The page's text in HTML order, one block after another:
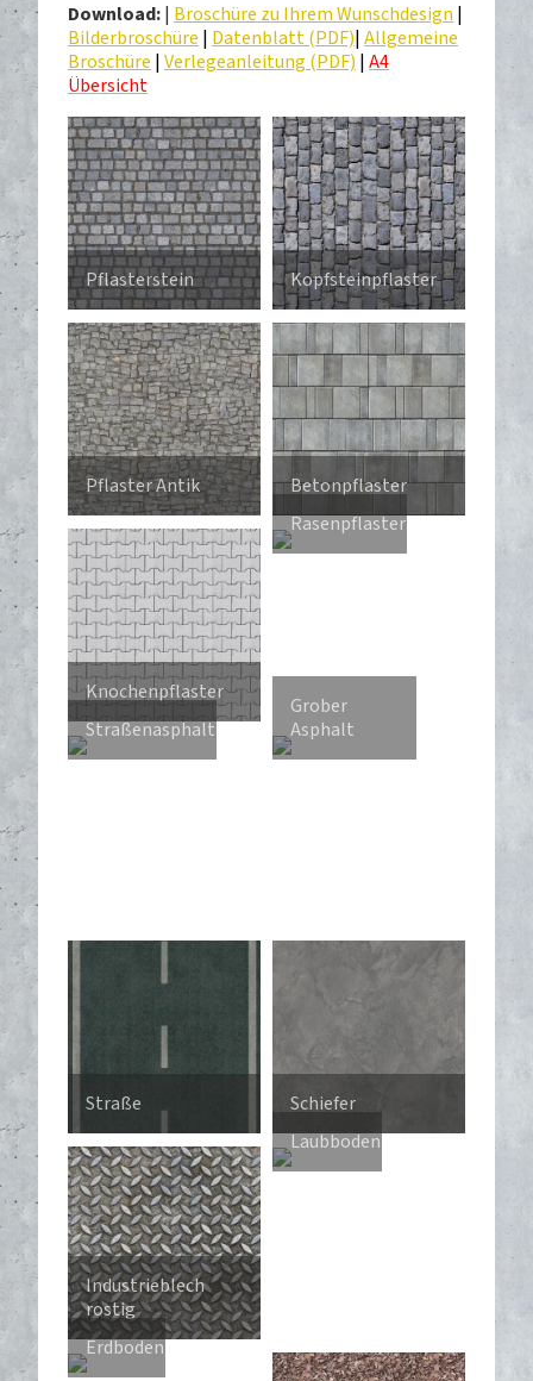
Download:| Broschüre zu Ihrem Wunschdesign |
Bilderbroschüre | Datenblatt (PDF)|Allgemeine
Broschüre |Verlegeanleitung (PDF) |A4
Übersicht
Pflasterstein Kopfsteinpflaster
Pflaster Antik Betonpflaster
Knochenpflaster
Rasenpflaster
Straßenasphalt
Grober
Asphalt
Straße Schiefer
Industrieblech
rostig
Laubboden
Erdboden